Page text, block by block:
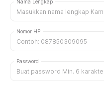
Nama Lengkap
Nomor HP
Password